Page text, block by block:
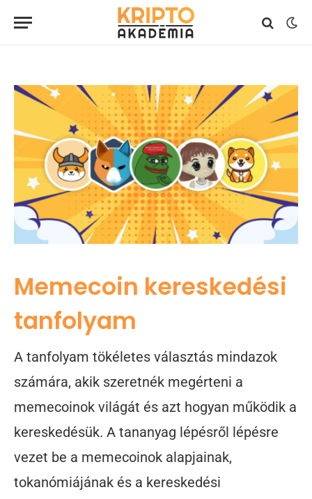
1 perc olvasási idő
Memecoin kereskedési
tanfolyam
A tanfolyam tökéletes választás mindazok
számára, akik szeretnék megérteni a
memecoinok világát és azt hogyan működik a
kereskedésük. A tananyag lépésről lépésre
vezet be a memecoinok alapjainak,
tokanómiájának és a kereskedési